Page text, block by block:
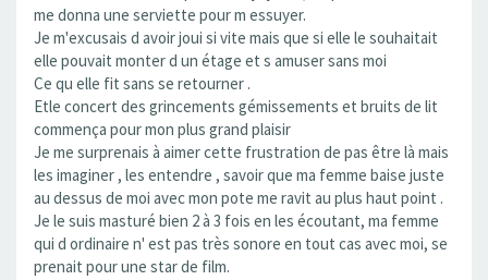
me donna une serviette pour m essuyer.
Je m'excusais d avoir joui si vite mais que si elle le souhaitait
elle pouvait monter d un étage et s amuser sans moi
Ce qu elle fit sans se retourner .
Etle concert des grincements gémissements et bruits de lit
commença pour mon plus grand plaisir
Je me surprenais à aimer cette frustration de pas être là mais
les imaginer , les entendre , savoir que ma femme baise juste
au dessus de moi avec mon pote me ravit au plus haut point .
Je le suis masturé bien 2 à 3 fois en les écoutant, ma femme
qui d ordinaire n' est pas très sonore en tout cas avec moi, se
prenait pour une star de film.